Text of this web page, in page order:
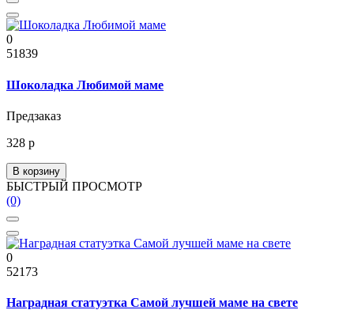
0
51839
Шоколадка Любимой маме
Предзаказ
328 р
В корзину
БЫСТРЫЙ ПРОСМОТР
(0)
0
52173
Наградная статуэтка Самой лучшей маме на свете